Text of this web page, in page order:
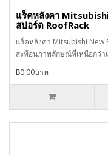
แร็คหลังคา
สปอร์ต RoofRack
แร็คหลังคา Mitsubishi New
สะท้อนภาพลักษณ์ที่เหนือกว่า
฿0.00บาท